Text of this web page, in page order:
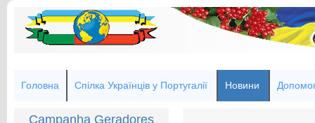
Головна Спілка Українців у Португалії Новини
Campanha Geradores